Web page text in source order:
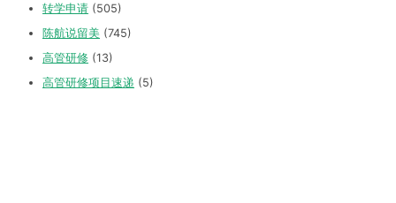
转学申请 (505)
陈航说留美 (745)
高管研修 (13)
高管研修项目速递 (5)